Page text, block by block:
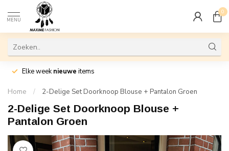
MENU
0
Elke weeknieuwe items
Home / 2-Delige Set Doorknoop Blouse + Pantalon Groen
2-Delige Set Doorknoop Blouse +
Pantalon Groen